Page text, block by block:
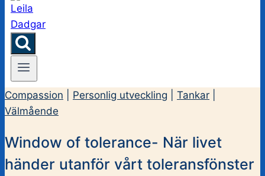
Compassion Personlig utveckling Tankar
Välmående
Window of tolerance- När livet
händer utanför vårt toleransfönster